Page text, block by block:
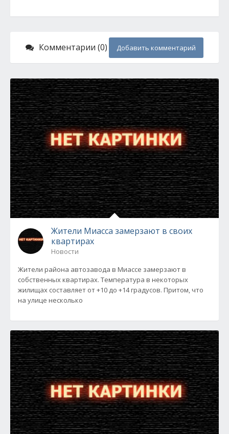
Комментарии (0) Добавить комментарий
Жители Миасса замерзают в своих
квартирах
Новости
Жители района автозавода в Миассе замерзают в
собственных квартирах. Температура в некоторых
жилищах составляет от +10 до +14 градусов. Притом, что
на улице несколько